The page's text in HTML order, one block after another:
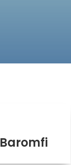
Baromfi